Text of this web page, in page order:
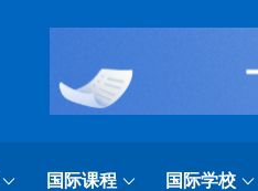
国际课程 国际学校